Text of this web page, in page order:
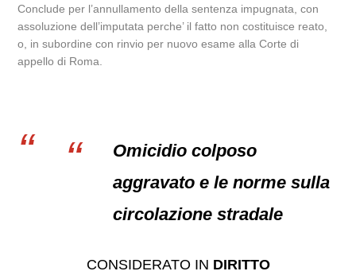
Conclude per l’annullamento della sentenza impugnata, con
assoluzione dell’imputata perche’ il fatto non costituisce reato,
o, in subordine con rinvio per nuovo esame alla Corte di
appello di Roma.
Omicidio colposo
aggravato e le norme sulla
circolazione stradale
CONSIDERATO IN DIRITTO